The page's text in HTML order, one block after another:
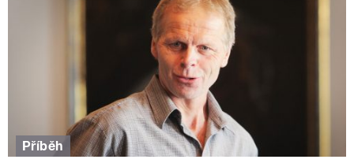
Příběh